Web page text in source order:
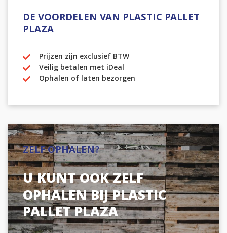
DE VOORDELEN VAN PLASTIC PALLET
PLAZA
Prijzen zijn exclusief BTW
Veilig betalen met iDeal
Ophalen of laten bezorgen
ZELF OPHALEN?
U KUNT OOK ZELF
OPHALEN BIJ PLASTIC
PALLET PLAZA